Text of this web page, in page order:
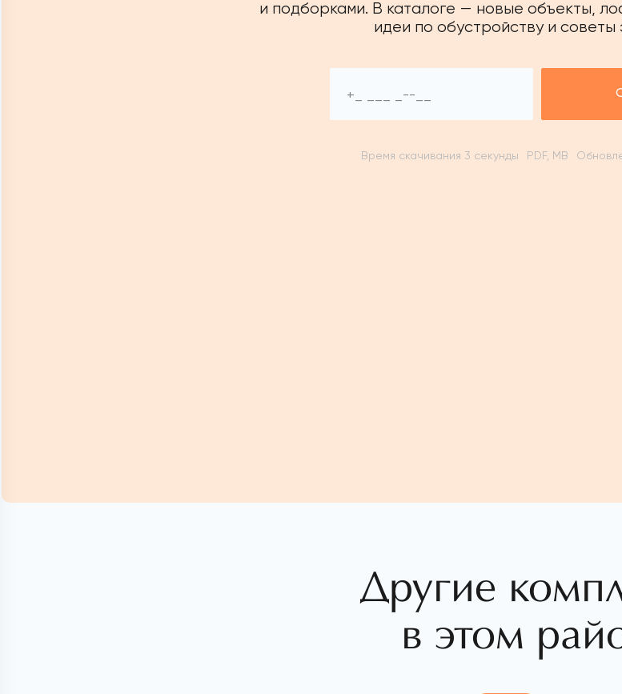
и подборками. В каталоге — новые объекты,
идеи по обустройству и советы
Время скачивания 3 секунды PDF, MB
Другие
в этом